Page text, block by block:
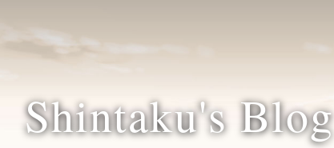
Shintaku's Blog